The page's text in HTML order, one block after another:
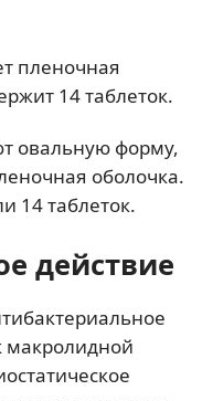
пленочная
14 таблеток.
овальную форму,
оболочка.
14 таблеток.
действие
макролидной